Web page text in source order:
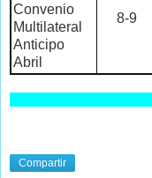
Convenio
Multilateral
Anticipo
Abril
8-9
Compartir